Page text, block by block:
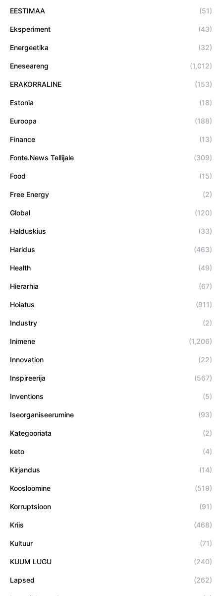
EESTIMAA (51)
Eksperiment (43)
Energeetika (32)
Eneseareng (1,012)
ERAKORRALINE (153)
Estonia (18)
Euroopa (188)
Finance (13)
Fonte.News Tellijale (309)
Food (15)
Free Energy (2)
Global (120)
Halduskius (33)
Haridus (463)
Health (49)
Hierarhia (67)
Hoiatus (911)
Industry (2)
Inimene (1,206)
Innovation (22)
Inspireerija (567)
Inventions (5)
Iseorganiseerumine (93)
Kategooriata (2)
keto (4)
Kirjandus (14)
Koosloomine (519)
Korruptsioon (91)
Kriis (468)
Kultuur (71)
KUUM LUGU (240)
Lapsed (262)